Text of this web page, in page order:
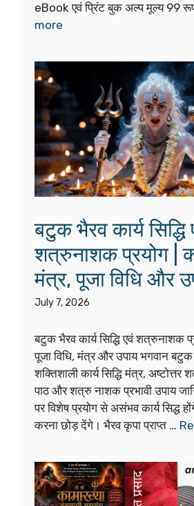
eBook एवं प्रिंट बुक अल्प मूल्य 99
more
बटुक भैरव कार्य सिद्धि
शत्रुनाशक प्रयोग |
मंत्र, पूजा विधि और
July 7, 2026
बटुक भैरव कार्य सिद्धि एवं शत्रुनाशक
पूजा विधि, मंत्र और उपाय भगवान बटुक
शक्तिशाली कार्य सिद्धि मंत्र,
पाठ और शत्रु नाशक प्रभावी उपाय
पर विशेष प्रयोग से असंभव कार्य सिद्ध
करना छोड़ देंगे। भैरव कृपा प्राप्त …